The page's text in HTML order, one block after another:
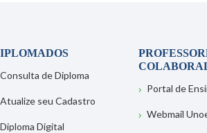
Consulta de Diploma
Atualize seu Cadastro
Diploma Digital
Portal de
Webmail